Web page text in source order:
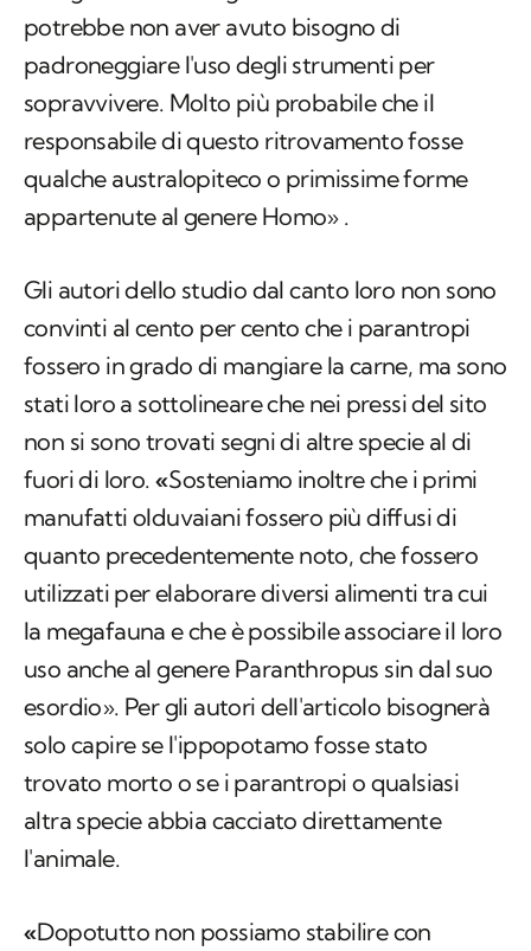
potrebbe non aver avuto bisogno di
padroneggiare l'uso degli strumenti per
sopravvivere. Molto più probabile che il
responsabile di questo ritrovamento fosse
qualche australopiteco o primissime forme
appartenute al genere Homo» .
Gli autori dello studio dal canto loro non sono
convinti al cento per cento che i parantropi
fossero in grado di mangiare la carne, ma sono
stati loro a sottolineare che nei pressi del sito
non si sono trovati segni di altre specie al di
fuori di loro.«Sosteniamo inoltre che i primi
manufatti olduvaiani fossero più diffusi di
quanto precedentemente noto, che fossero
utilizzati per elaborare diversi alimenti tra cui
la megafauna e che è possibile associare il loro
uso anche al genere Paranthropus sin dal suo
esordio». Per gli autori dell'articolo bisognerà
solo capire se l'ippopotamo fosse stato
trovato morto o se i parantropi o qualsiasi
altra specie abbia cacciato direttamente
l'animale.
«Dopotutto non possiamo stabilire con